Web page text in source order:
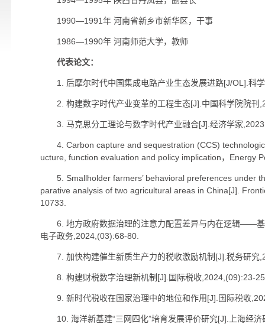
1990—1991年 河南省新乡市新华区，干事
1986—1990年 河南师范大学，教师
代表论文：
1. 后摩尔时代中国集成电路产业生态发展进路[J/OL].科
2. 构建数字时代产业变革的工程生态[J].中国科学院院
3. 马克思分工理论与数字时代产业融合[J].经济学家
4. Carbon capture and sequestration (CCS)
ucture, function evaluation and policy implication，Energy
5. Smallholder farmers’ behavioral preferences under
parative analysis of two agricultural areas in China[J].
10733.
6. 地方政府数据治理的注意力配置差异与内在逻辑——基
电子政务,2024,(03):68-80.
7. 加快构建催生新质生产力的税收激励机制[J].税务研究
8. 构建财税数字治理新机制[J].国际税收,2024,(09):23-
9. 新时代税收在国家治理中的地位和作用[J].国际税收
10. 海洋新基建“三网四化”培育发展评价研究[J].上海经